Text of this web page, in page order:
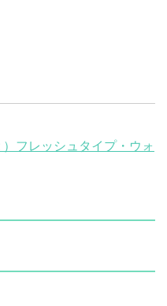
フレッシュタイプ・ウォ